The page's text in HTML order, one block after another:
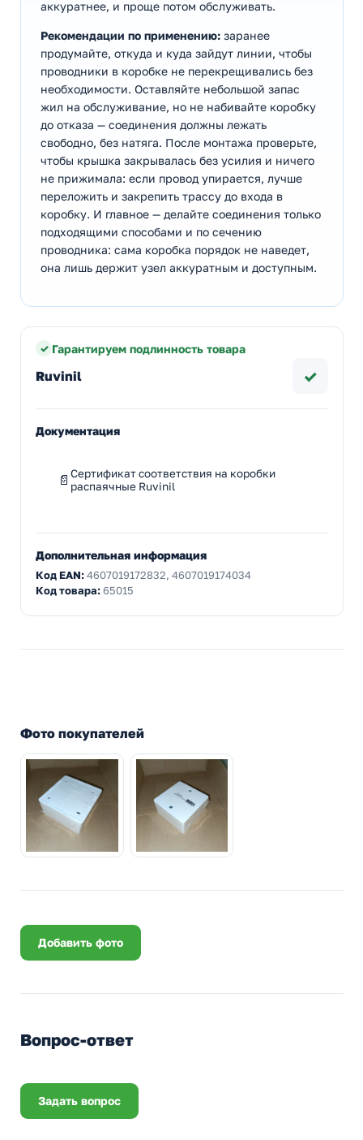
аккуратнее, и проще потом обслуживать.
Рекомендации по применению: заранее
продумайте, откуда и куда зайдут линии, чтобы
проводники в коробке не перекрещивались без
необходимости. Оставляйте небольшой запас
жил на обслуживание, но не набивайте коробку
до отказа — соединения должны лежать
свободно, без натяга. После монтажа проверьте,
чтобы крышка закрывалась без усилия и ничего
не прижимала: если провод упирается, лучше
переложить и закрепить трассу до входа в
коробку. И главное — делайте соединения только
подходящими способами и по сечению
проводника: сама коробка порядок не наведет,
она лишь держит узел аккуратным и доступным.
Гарантируем подлинность товара
Ruvinil ✓
Документация
Сертификат соответствия на коробки
распаячные Ruvinil
Дополнительная информация
Код EAN:4607019172832, 4607019174034
Код товара:65015
Фото покупателей
Добавить фото
Вопрос-ответ
Задать вопрос